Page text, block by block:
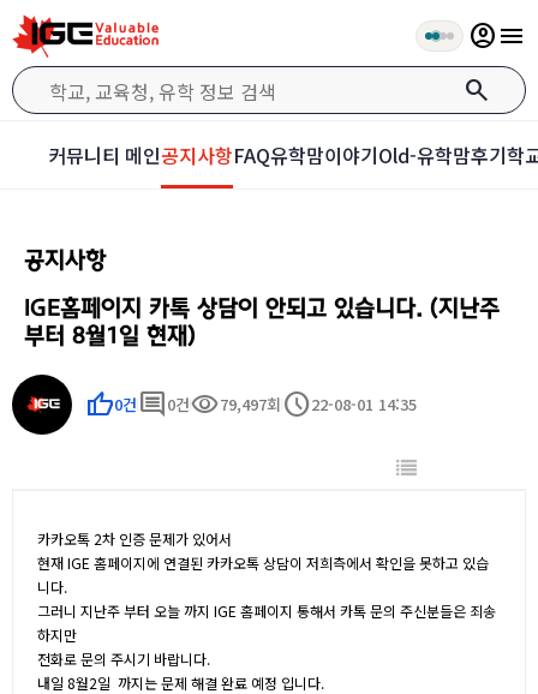
search
account_circlemenu
커뮤니티 메인공지사항FAQ유학맘이야기Old-유학맘후기학
공지사항
IGE홈페이지 카톡 상담이 안되고 있습니다. (지난주
부터 8월1일 현재)
thumb_up0건 comment 0건visibility79,497회 schedule22-08-01 14:35
카카오톡 2차 인증 문제가 있어서
현재 IGE 홈페이지에 연결된 카카오톡 상담이 저희측에서 확인을 못하고 있습
니다.
그러니 지난주 부터 오늘 까지 IGE 홈페이지 통해서 카톡 문의 주신분들은 죄송
하지만
전화로 문의 주시기 바랍니다.
내일 8월2일 까지는 문제 해결 완료 예정 입니다.